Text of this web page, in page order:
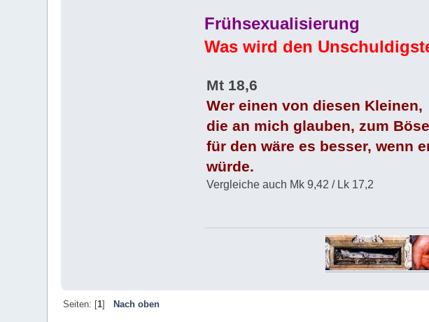
Frühsexualisierung
Was wird den
Mt 18,6
Wer einen von diesen Kleinen,
die an mich glauben, zum
für den wäre es besser, wenn
würde.
Vergleiche auch Mk 9,42 / Lk 17,2
Seiten: [1] Nach oben